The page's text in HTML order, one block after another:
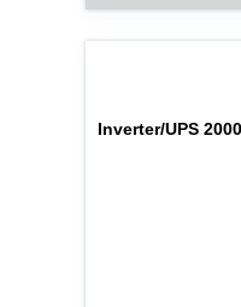
Inverter/UPS